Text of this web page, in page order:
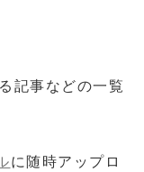
記事などの一覧
に随時アップロ